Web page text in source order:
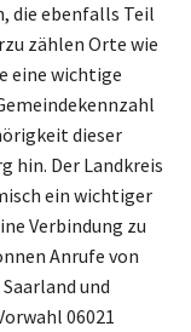
die ebenfalls Teil
zählen Orte wie
eine wichtige
dieser
hin. Der Landkreis
ein wichtiger
Verbindung zu
Anrufe von
und
06021